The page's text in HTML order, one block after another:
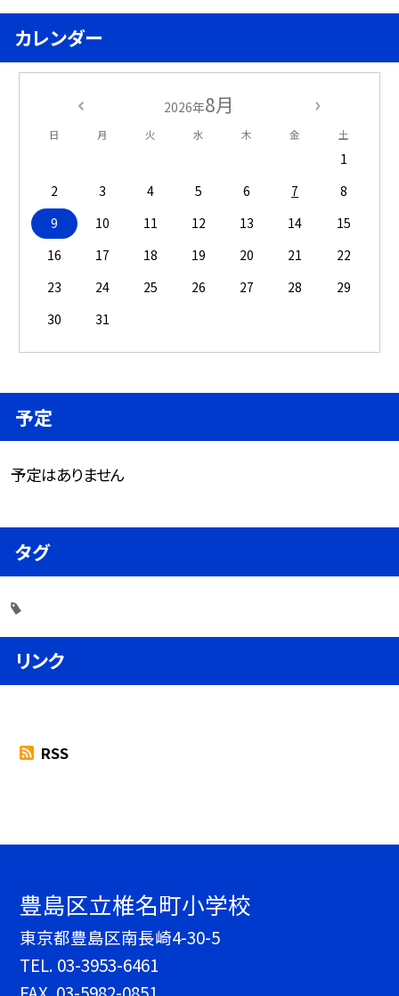
カレンダー
2026年8月
日 月 火 水 木 金 土
1
2
3 4 5 6 7
8
9
10 11 12 13 14
15
16
17 18 19 20 21
22
23
24 25 26 27 28
29
30
31
予定
予定はありません
タグ
リンク
RSS
豊島区立椎名町小学校
東京都豊島区南長崎4-30-5
TEL. 03-3953-6461